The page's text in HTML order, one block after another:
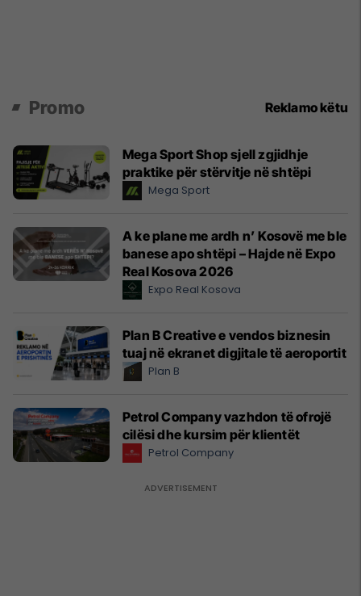
Promo Reklamo këtu
Mega Sport Shop sjell zgjidhje
praktike për stërvitje në shtëpi
Mega Sport
A ke plane me ardh n’ Kosovë me ble
banese apo shtëpi – Hajde në Expo
Real Kosova 2026
Expo Real Kosova
Plan B Creative e vendos biznesin
tuaj në ekranet digjitale të aeroportit
Plan B
Petrol Company vazhdon të ofrojë
cilësi dhe kursim për klientët
Petrol Company